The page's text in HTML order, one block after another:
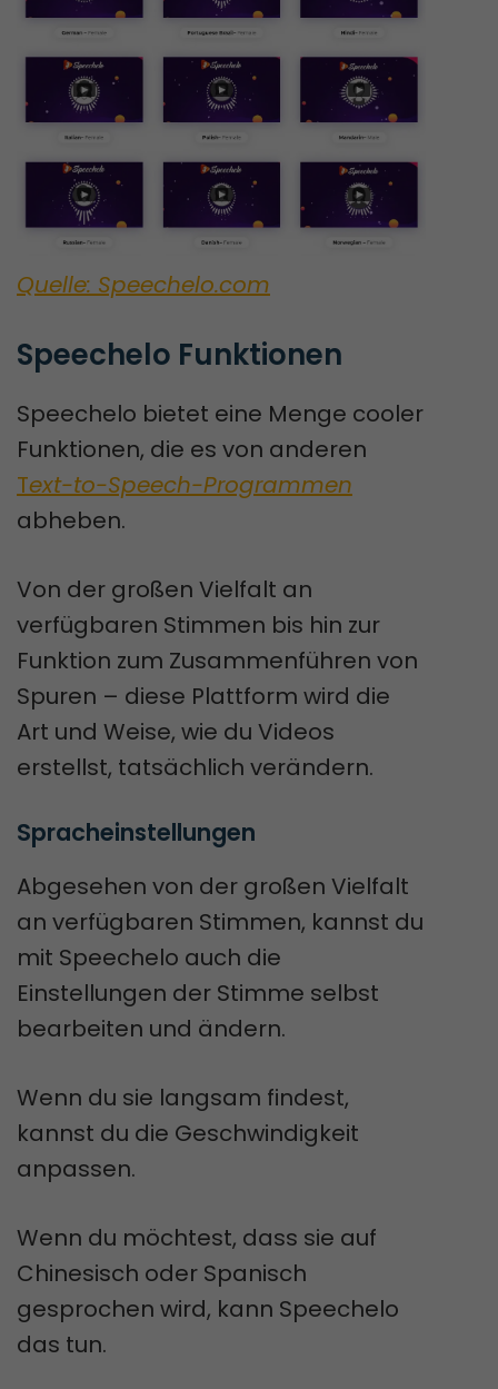
Quelle: Speechelo.com
Speechelo Funktionen
Speechelo bietet eine Menge cooler
Funktionen, die es von anderen
Text-to-Speech-Programmen
abheben.
Von der großen Vielfalt an
verfügbaren Stimmen bis hin zur
Funktion zum Zusammenführen von
Spuren – diese Plattform wird die
Art und Weise, wie du Videos
erstellst, tatsächlich verändern.
Spracheinstellungen
Abgesehen von der großen Vielfalt
an verfügbaren Stimmen, kannst du
mit Speechelo auch die
Einstellungen der Stimme selbst
bearbeiten und ändern.
Wenn du sie langsam findest,
kannst du die Geschwindigkeit
anpassen.
Wenn du möchtest, dass sie auf
Chinesisch oder Spanisch
gesprochen wird, kann Speechelo
das tun.